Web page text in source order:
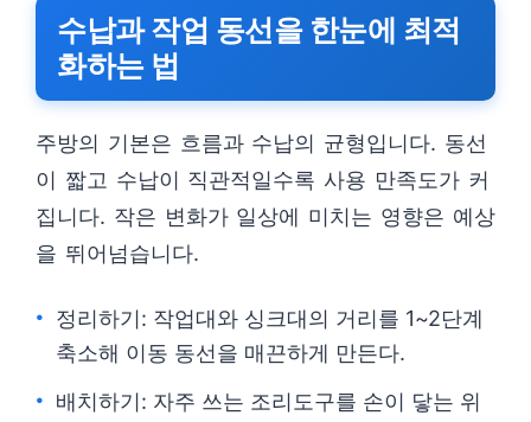
수납과 작업 동선을 한눈에 최적
화하는 법
주방의 기본은 흐름과 수납의 균형입니다. 동선
이 짧고 수납이 직관적일수록 사용 만족도가 커
집니다. 작은 변화가 일상에 미치는 영향은 예상
을 뛰어넘습니다.
정리하기: 작업대와 싱크대의 거리를 1~2단계
축소해 이동 동선을 매끈하게 만든다.
배치하기: 자주 쓰는 조리도구를 손이 닿는 위